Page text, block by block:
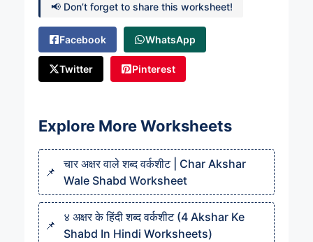
📢 Don’t forget to share this worksheet!
Facebook WhatsApp
Twitter Pinterest
Explore More Worksheets
चार अक्षर वाले शब्द वर्कशीट | Char Akshar
Wale Shabd Worksheet
४ अक्षर के हिंदी शब्द वर्कशीट (4 Akshar Ke
Shabd In Hindi Worksheets)